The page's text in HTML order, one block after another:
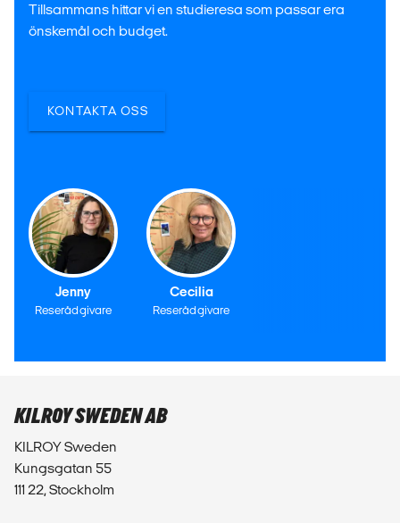
Tillsammans hittar vi en studieresa som passar era
önskemål och budget.
KONTAKTA OSS
Jenny
Reserådgivare
Cecilia
Reserådgivare
KILROY SWEDEN AB
KILROY Sweden
Kungsgatan 55
111 22, Stockholm